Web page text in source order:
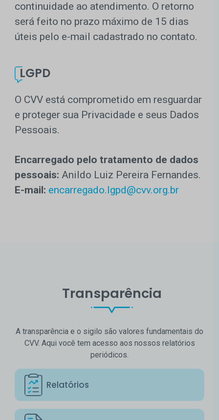
continuidade ao atendimento. O retorno
será feito no prazo máximo de 15 dias
úteis pelo e-mail cadastrado no contato.
LGPD
O CVV está comprometido em resguardar
e proteger sua Privacidade e seus Dados
Pessoais.
Encarregado pelo tratamento de dados
pessoais: Anildo Luiz Pereira Fernandes.
E-mail: encarregado.lgpd@cvv.org.br
Transparência
A transparência e o sigilo são valores fundamentais do
CVV. Aqui você tem acesso aos nossos relatórios
periódicos.
Relatórios